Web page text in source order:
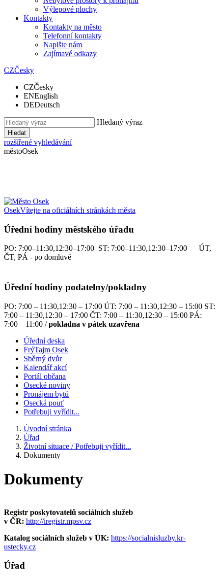
Výlepové plochy
Kontakty
Kontakty na město
Telefonní kontakty
Napište nám
Zajímavé odkazy
CZČesky
CZČesky
ENEnglish
DEDeutsch
Hledaný výraz
Hledat
rozšířené vyhledávání
městoOsek
OsekVítejte na oficiálních stránkách města
Úřední hodiny městského úřadu
PO: 7:00–11:30,12:30–17:00 ST: 7:00–11:30,12:30–17:00 ÚT,
ČT, PÁ - po domluvě
Úřední hodiny podatelny/pokladny
PO: 7:00 – 11:30,12:30 – 17:00 ÚT: 7:00 – 11:30,12:30 – 15:00 ST:
7:00 – 11:30,12:30 – 17:00 ČT: 7:00 – 11:30,12:30 – 15:00 PÁ:
7:00 – 11:00 /pokladna v pátek uzavřena
Úřední deska
FrýTajm Osek
Sběrný dvůr
Kalendář akcí
Portál občana
Osecké noviny
Pronájem bytů
Osecká pouť
Potřebuji vyřídit...
Úvodní stránka
Úřad
Životní situace / Potřebuji vyřídit...
Dokumenty
Dokumenty
Registr poskytovatelů sociálních služeb
v ČR: http://iregistr.mpsv.cz
Katalog sociálních služeb v ÚK: https://socialnisluzby.kr-
ustecky.cz
Úřad